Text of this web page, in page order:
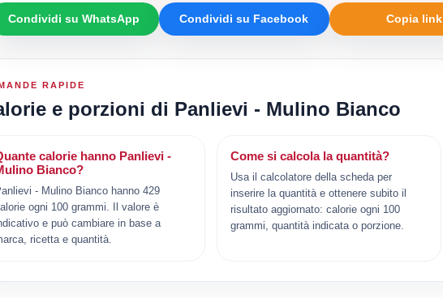
Condividi su WhatsApp Condividi su Facebook Copia link
RAPIDE
e porzioni di Panlievi - Mulino Bianco
calorie hanno Panlievi -
Bianco?
- Mulino Bianco hanno 429
ogni 100 grammi. Il valore è
e può cambiare in base a
ricetta e quantità.
Come si calcola la quantità?
Usa il calcolatore della scheda per
inserire la quantità e ottenere subito il
risultato aggiornato: calorie ogni 100
grammi, quantità indicata o porzione.